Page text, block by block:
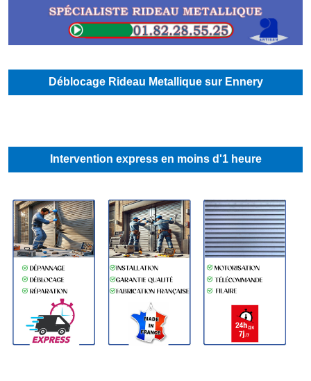
Déblocage Rideau Metallique sur Ennery
Intervention express en moins d'1 heure